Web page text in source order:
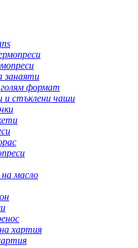
занаяти
голям формат
и стъклени чаши
масло
хартия